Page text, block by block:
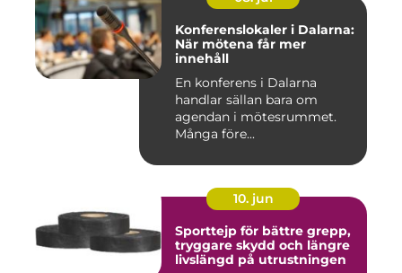
Konferenslokaler i Dalarna:
När mötena får mer
innehåll
En konferens i Dalarna
handlar sällan bara om
agendan i mötesrummet.
Många före...
10. jun
Sporttejp för bättre grepp,
tryggare skydd och längre
livslängd på utrustningen